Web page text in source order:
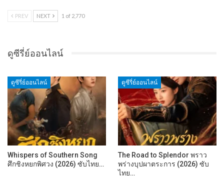
PREV NEXT 1 of 2,770
ดูซีรี่ย์ออนไลน์
ดูซีรี่ย์ออนไลน์
Whispers of Southern Song
ศึกชิงหยกพิศวง (2026) ซับไทย…
ดูซีรี่ย์ออนไลน์
The Road to Splendor พราว
พร่างบุปผาตระการ (2026) ซับ
ไทย…